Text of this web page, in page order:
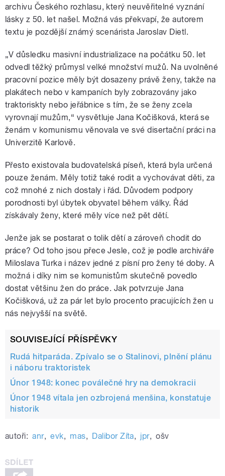
archivu Českého rozhlasu, který neuvěřitelné vyznání
lásky z 50. let našel. Možná vás překvapí, že autorem
textu je pozdější známý scenárista Jaroslav Dietl.
„V důsledku masivní industrializace na počátku 50. let
odvedl těžký průmysl velké množství mužů. Na uvolněné
pracovní pozice měly být dosazeny právě ženy, takže na
plakátech nebo v kampaních byly zobrazovány jako
traktoriskty nebo jeřábnice s tím, že se ženy zcela
vyrovnají mužům,“ vysvětluje Jana Kočišková, která se
ženám v komunismu věnovala ve své disertační práci na
Univerzitě Karlově.
Přesto existovala budovatelská píseň, která byla určená
pouze ženám. Měly totiž také rodit a vychovávat děti, za
což mnohé z nich dostaly i řád. Důvodem podpory
porodnosti byl úbytek obyvatel během války. Řád
získávaly ženy, které měly více než pět dětí.
Jenže jak se postarat o tolik dětí a zároveň chodit do
práce? Od toho jsou přece Jesle, což je podle archiváře
Miloslava Turka i název jedné z písní pro ženy té doby. A
možná i díky nim se komunistům skutečně povedlo
dostat většinu žen do práce. Jak potvrzuje Jana
Kočišková, už za pár let bylo procento pracujících žen u
nás nejvyšší na světě.
SOUVISEJÍCÍ PŘÍSPĚVKY
Rudá hitparáda. Zpívalo se o Stalinovi, plnění plánu
i náboru traktoristek
Únor 1948: konec poválečné hry na demokracii
Únor 1948 vítala jen ozbrojená menšina, konstatuje
historik
autoři: anr, evk, mas, Dalibor Zíta, jpr, ošv